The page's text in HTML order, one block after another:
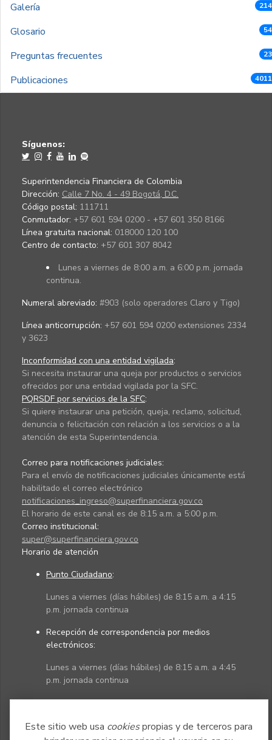
Este sitio web usa cookiespropias y de terceros para
Galería
Glosario
Preguntas frecuentes
Publicaciones
Síguenos:
Superintendencia Financiera de Colombia
Dirección: Calle 7 No. 4 - 49 Bogotá, D.C.
Código postal: 111711
Conmutador: +57 601 594 0200 - +57 601 350 8166
Línea gratuita nacional: 018000 120 100
Centro de contacto: +57 601 307 8042
Lunes a viernes de 8:00 a.m. a 6:00 p.m. jornada
continua.
Numeral abreviado: #903 (solo operadores Claro y Tigo)
Línea anticorrupción: +57 601 594 0200 extensiones 2334
y 3623
Inconformidad con una entidad vigilada:
Si necesita instaurar una queja por productos o servicios
ofrecidos por una entidad vigilada por la SFC.
PQRSDF por servicios de la SFC:
Si quiere instaurar una petición, queja, reclamo, solicitud,
denuncia o felicitación con relación a los servicios o a la
atención de esta Superintendencia.
Correo para notificaciones judiciales:
Para el envío de notificaciones judiciales únicamente está
habilitado el correo electrónico
notificaciones_ingreso@superfinanciera.gov.co
El horario de este canal es de 8:15 a.m. a 5:00 p.m.
Correo institucional:
super@superfinanciera.gov.co
Horario de atención
Punto Ciudadano:
Lunes a viernes (días hábiles) de 8:15 a.m. a 4:15
p.m. jornada continua
Recepción de correspondencia por medios
electrónicos:
Lunes a viernes (días hábiles) de 8:15 a.m. a 4:45
p.m. jornada continua